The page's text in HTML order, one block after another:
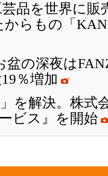
芸品を世界に販
からもの「
盆の深夜は
％増加
を解決。株式
ビス』を開始